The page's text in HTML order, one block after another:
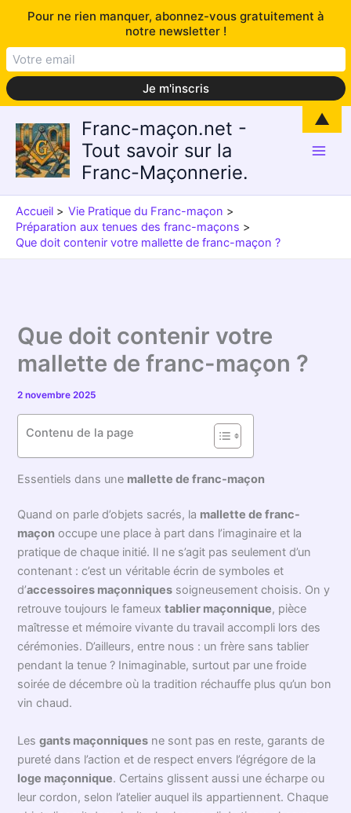
contenu
Franc-maçon.net -
Tout savoir sur la
Franc-Maçonnerie.
Accueil
Vie Pratique du Franc-maçon
Préparation aux tenues des franc-maçons
Que doit contenir votre mallette de franc-maçon ?
Que doit contenir votre
mallette de franc-maçon ?
2 novembre 2025
Contenu de la page
Essentiels dans une mallette de franc-maçon
Pour ne rien manquer, abonnez-vous gratuitement à
notre newsletter !
▲